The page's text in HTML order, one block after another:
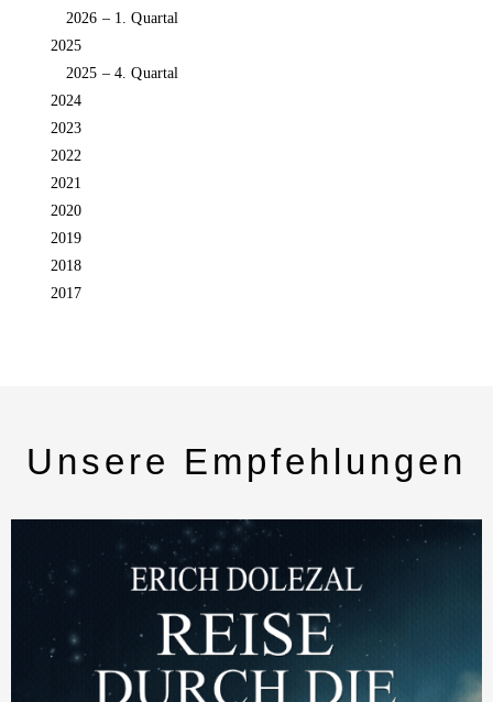
2026 – 1. Quartal
2025
2025 – 4. Quartal
2024
2023
2022
2021
2020
2019
2018
2017
Unsere Empfehlungen